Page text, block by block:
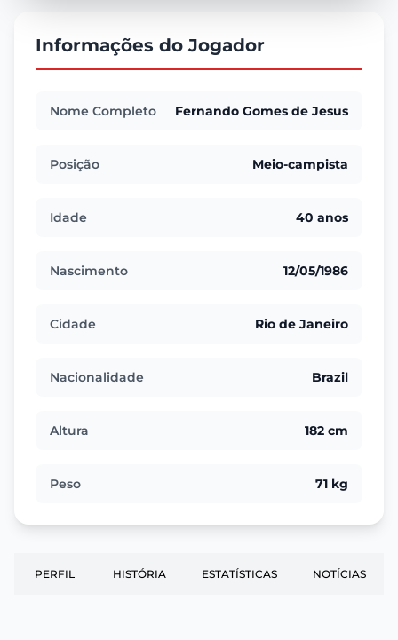
Informações do Jogador
Nome Completo Fernando Gomes de Jesus
Posição Meio-campista
Idade 40 anos
Nascimento 12/05/1986
Cidade Rio de Janeiro
Nacionalidade Brazil
Altura 182 cm
Peso 71 kg
PERFIL HISTÓRIA ESTATÍSTICAS NOTÍCIAS